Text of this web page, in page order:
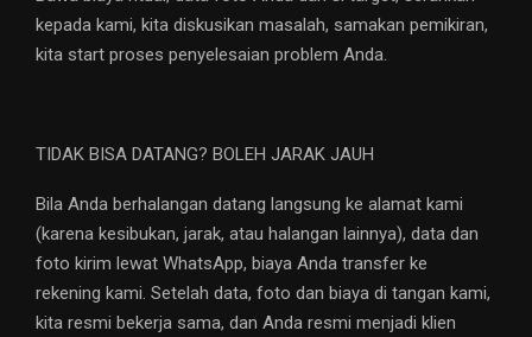
kepada kami, kita diskusikan masalah, samakan pemikiran,
kita start proses penyelesaian problem Anda.
TIDAK BISA DATANG? BOLEH JARAK JAUH
Bila Anda berhalangan datang langsung ke alamat kami
(karena kesibukan, jarak, atau halangan lainnya), data dan
foto kirim lewat WhatsApp, biaya Anda transfer ke
rekening kami. Setelah data, foto dan biaya di tangan kami,
kita resmi bekerja sama, dan Anda resmi menjadi klien